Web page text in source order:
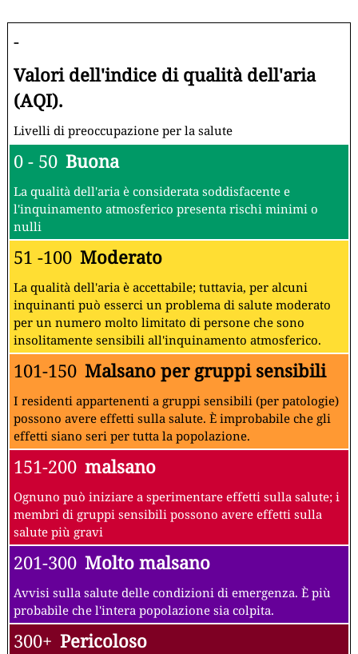
-
Valori dell'indice di qualità dell'aria
(AQI).
Livelli di preoccupazione per la salute
0 - 50 Buona
La qualità dell'aria è considerata soddisfacente e
l'inquinamento atmosferico presenta rischi minimi o
nulli
51 -100 Moderato
La qualità dell'aria è accettabile; tuttavia, per alcuni
inquinanti può esserci un problema di salute moderato
per un numero molto limitato di persone che sono
insolitamente sensibili all'inquinamento atmosferico.
101-150 Malsano per gruppi sensibili
I residenti appartenenti a gruppi sensibili (per patologie)
possono avere effetti sulla salute. È improbabile che gli
effetti siano seri per tutta la popolazione.
151-200 malsano
Ognuno può iniziare a sperimentare effetti sulla salute; i
membri di gruppi sensibili possono avere effetti sulla
salute più gravi
201-300 Molto malsano
Avvisi sulla salute delle condizioni di emergenza. È più
probabile che l'intera popolazione sia colpita.
300+ Pericoloso